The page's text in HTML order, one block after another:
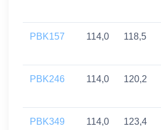
PBK157 114,0 118,5
PBK246 114,0 120,2
PBK349 114,0 123,4